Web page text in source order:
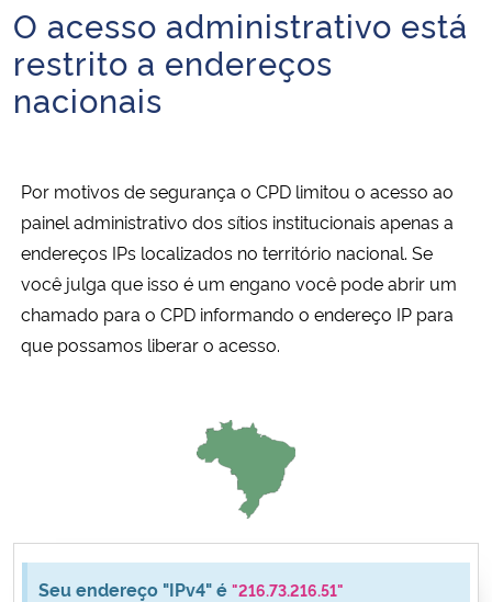
Ministério da Infraestrutura
Ministério da Agricultura, Pecuária e Abastecimento
Ministério da Cidadania
Ministério da Saúde
Ministério do Desenvolvimento Regional
Início do conteúdo
O acesso administrativo está
restrito a endereços
nacionais
Por motivos de segurança o CPD limitou o acesso ao
painel administrativo dos sítios institucionais apenas a
endereços IPs localizados no território nacional. Se
você julga que isso é um engano você pode abrir um
chamado para o CPD informando o endereço IP para
que possamos liberar o acesso.
Seu endereço "IPv4" é "216.73.216.51"